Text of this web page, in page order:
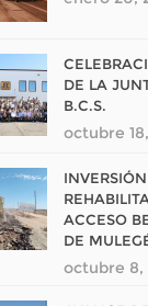
DE LA
B.C.S.
octubre
ACCESO
DE
octubre 8,